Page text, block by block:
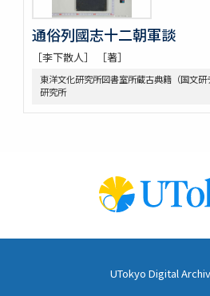
通俗列國志十二朝軍談
［李下散人］ ［著］
東洋文化研究所図書室所蔵古典籍（国文
研究所
UTokyo Digital